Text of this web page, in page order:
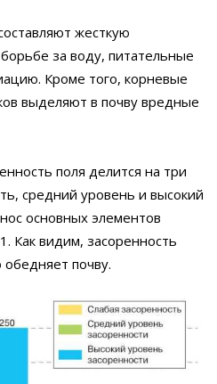
жесткую
за воду, питательные
Кроме того, корневые
выделяют в почву вредные
поля делится на три
средний уровень и высокий
основных элементов
Как видим, засоренность
почву.